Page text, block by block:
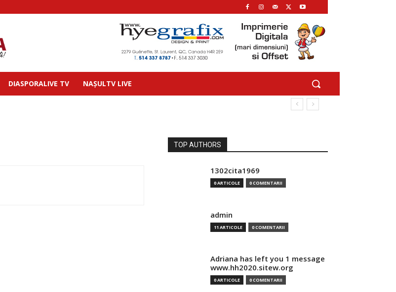
DIASPORALIVE TV NAȘULTV LIVE
TOP AUTHORS
1302cita1969
0 ARTICOLE 0 COMENTARII
admin
11 ARTICOLE 0 COMENTARII
Adriana has left you 1 message
www.hh2020.sitew.org
0 ARTICOLE 0 COMENTARII